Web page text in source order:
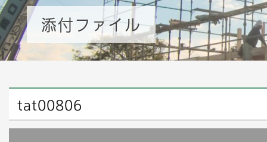
添付ファイル
tat00806